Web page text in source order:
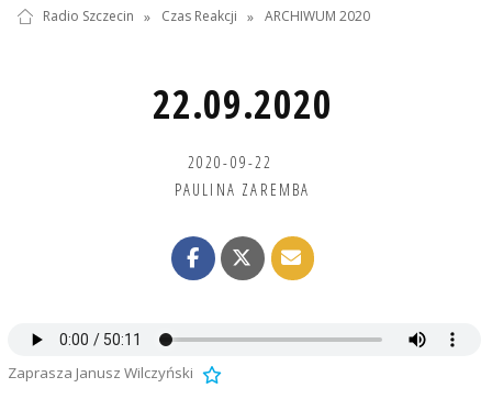
Radio Szczecin » Czas Reakcji » ARCHIWUM 2020
22.09.2020
2020-09-22
PAULINA ZAREMBA
Zaprasza Janusz Wilczyński